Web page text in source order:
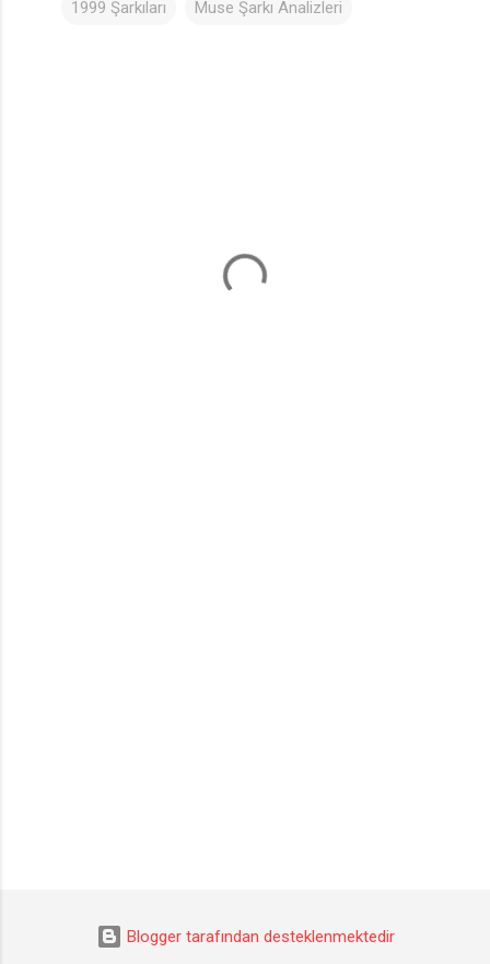
1999 Şarkıları Muse Şarkı Analizleri
Blogger tarafından desteklenmektedir